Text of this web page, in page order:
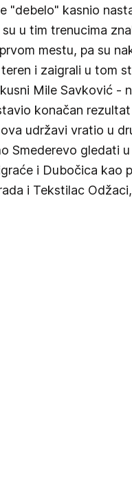
"debelo" kasnio
u tim trenucima
mestu, pa su
i zaigrali u tom
Mile Savković -
konačan
udržavi vratio u
Smederevo gledati
i Dubočica kao
i Tekstilac